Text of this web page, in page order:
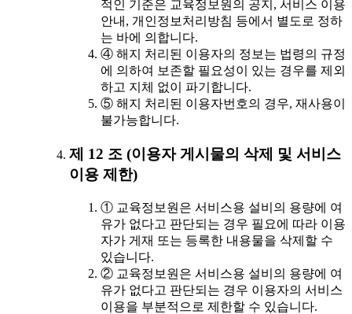
적인 기준은 교육정보원의 공지, 서비스 이용
안내, 개인정보처리방침 등에서 별도로 정하
는 바에 의합니다.
④ 해지 처리된 이용자의 정보는 법령의 규정
에 의하여 보존할 필요성이 있는 경우를 제외
하고 지체 없이 파기합니다.
⑤ 해지 처리된 이용자번호의 경우, 재사용이
불가능합니다.
제 12 조 (이용자 게시물의 삭제 및 서비스
이용 제한)
① 교육정보원은 서비스용 설비의 용량에 여
유가 없다고 판단되는 경우 필요에 따라 이용
자가 게재 또는 등록한 내용물을 삭제할 수
있습니다.
② 교육정보원은 서비스용 설비의 용량에 여
유가 없다고 판단되는 경우 이용자의 서비스
이용을 부분적으로 제한할 수 있습니다.